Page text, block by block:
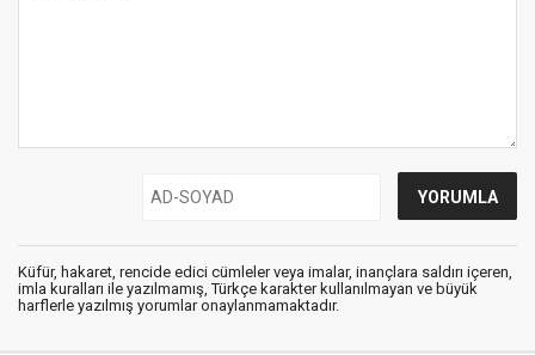
Küfür, hakaret, rencide edici cümleler veya imalar, inançlara saldırı içeren,
imla kuralları ile yazılmamış, Türkçe karakter kullanılmayan ve büyük
harflerle yazılmış yorumlar onaylanmamaktadır.